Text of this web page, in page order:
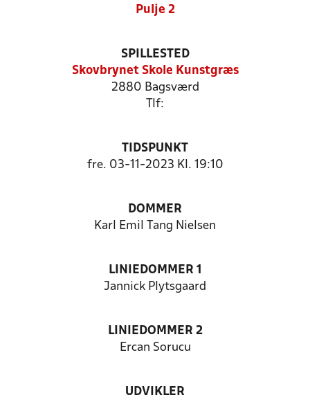
Pulje 2
SPILLESTED
Skovbrynet Skole Kunstgræs
2880 Bagsværd
Tlf:
TIDSPUNKT
fre. 03-11-2023 Kl. 19:10
DOMMER
Karl Emil Tang Nielsen
LINIEDOMMER 1
Jannick Plytsgaard
LINIEDOMMER 2
Ercan Sorucu
UDVIKLER